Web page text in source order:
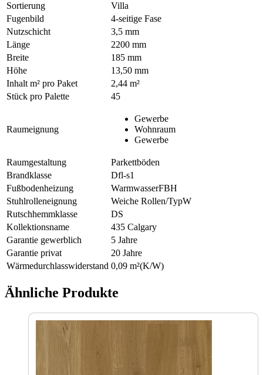
Sortierung
Villa
Fugenbild
4-seitige Fase
Nutzschicht
3,5 mm
Länge
2200 mm
Breite
185 mm
Höhe
13,50 mm
Inhalt m² pro Paket
2,44 m²
Stück pro Palette
45
Raumeignung
Gewerbe
Wohnraum
Gewerbe
Raumgestaltung
Parkettböden
Brandklasse
Dfl-s1
Fußbodenheizung
WarmwasserFBH
Stuhlrolleneignung
Weiche Rollen/TypW
Rutschhemmklasse
DS
Kollektionsname
435 Calgary
Garantie gewerblich
5 Jahre
Garantie privat
20 Jahre
Wärmedurchlasswiderstand 0,09 m²(K/W)
Ähnliche Produkte